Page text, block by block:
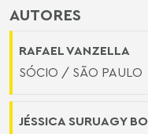
AUTORES
RAFAEL VANZELLA
SÓCIO / SÃO PAULO
JÉSSICA SURUAGY